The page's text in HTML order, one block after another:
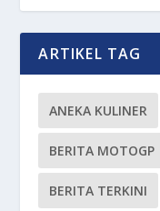
ARTIKEL TAG
ANEKA KULINER
BERITA MOTOGP
BERITA TERKINI